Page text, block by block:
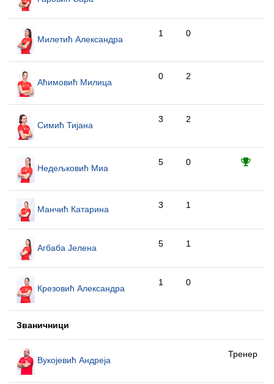
Милетић Александра
1 0
Аћимовић Милица
0 2
Симић Тијана
3 2
Недељковић Миа
5 0
Манчић Катарина 3 1
Агбаба Јелена 5 1
Крезовић Александра
1 0
Званичници
Вукојевић Андреја
Тренер